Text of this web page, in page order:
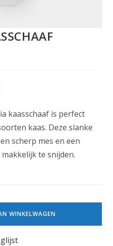
kaasschaaf is perfect
kaas. Deze slanke
scherp mes en een
te snijden.
WINKELWAGEN